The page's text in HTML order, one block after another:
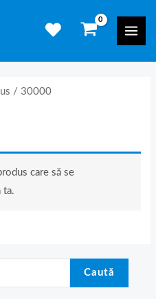
Caută
/ 30000
care să se
ta.